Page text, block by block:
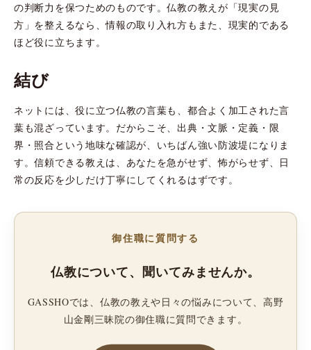
の判断力を保つためのものです。仏教の教えが「現実の見
方」を整えるなら、情報の取り入れ方もまた、現実的である
ほど役に立ちます。
結び
ネットには、役に立つ仏教の言葉も、都合よく加工された言
葉も混ざっています。だからこそ、出典・文脈・定義・限
界・照合という地味な確認が、いちばん強い防波堤になりま
す。信頼できる教えは、あなたを急がせず、怖がらせず、日
常の反応を少しだけ丁寧にしてくれるはずです。
御住職に質問する
仏教について、聞いてみませんか。
GASSHOでは、仏教の教えや日々の悩みについて、高野
山金剛三昧院の御住職に質問できます。